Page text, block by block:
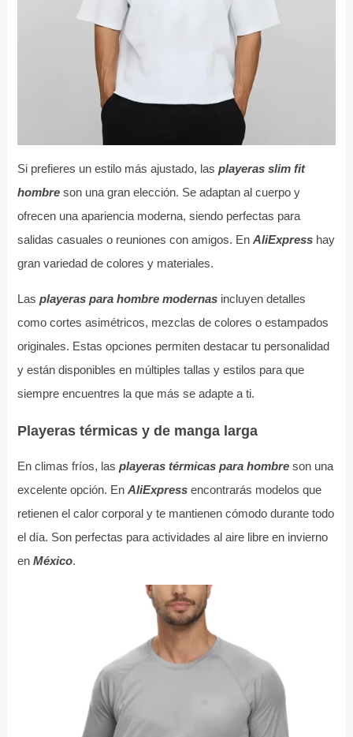
Si prefieres un estilo más ajustado, las playeras slim fit
hombreson una gran elección. Se adaptan al cuerpo y
ofrecen una apariencia moderna, siendo perfectas para
salidas casuales o reuniones con amigos. En AliExpresshay
gran variedad de colores y materiales.
Las playeras para hombre modernasincluyen detalles
como cortes asimétricos, mezclas de colores o estampados
originales. Estas opciones permiten destacar tu personalidad
y están disponibles en múltiples tallas y estilos para que
siempre encuentres la que más se adapte a ti.
Playeras térmicas y de manga larga
En climas fríos, las playeras térmicas para hombreson una
excelente opción. En AliExpressencontrarás modelos que
retienen el calor corporal y te mantienen cómodo durante todo
el día. Son perfectas para actividades al aire libre en invierno
en México.